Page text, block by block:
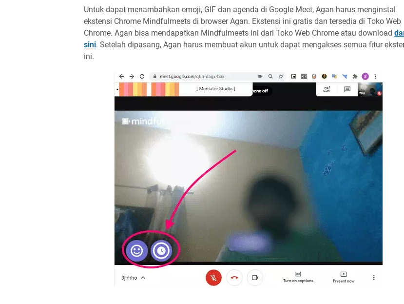
Untuk dapat menambahkan emoji, GIF dan agenda di Google Meet, Agan harus menginstal
ekstensi Chrome Mindfulmeets di browser Agan. Ekstensi ini gratis dan tersedia di Toko Web
Chrome. Agan bisa mendapatkan Mindfulmeets ini dari Toko Web Chrome atau download
sini. Setelah dipasang, Agan harus membuat akun untuk dapat mengakses semua fitur
ini.